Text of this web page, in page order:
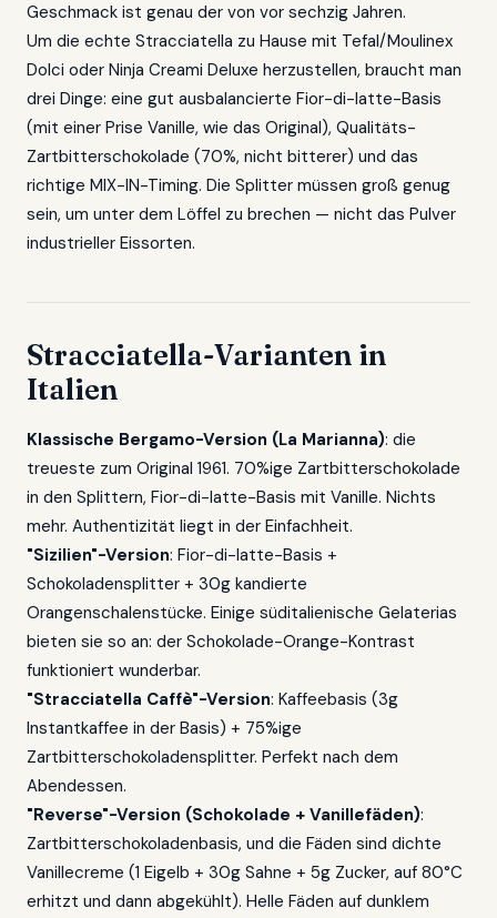
Geschmack ist genau der von vor sechzig Jahren.
Um die echte Stracciatella zu Hause mit Tefal/Moulinex
Dolci oder Ninja Creami Deluxe herzustellen, braucht man
drei Dinge: eine gut ausbalancierte Fior-di-latte-Basis
(mit einer Prise Vanille, wie das Original), Qualitäts-
Zartbitterschokolade (70%, nicht bitterer) und das
richtige MIX-IN-Timing. Die Splitter müssen groß genug
sein, um unter dem Löffel zu brechen — nicht das Pulver
industrieller Eissorten.
Stracciatella-Varianten in
Italien
Klassische Bergamo-Version (La Marianna): die
treueste zum Original 1961. 70%ige Zartbitterschokolade
in den Splittern, Fior-di-latte-Basis mit Vanille. Nichts
mehr. Authentizität liegt in der Einfachheit.
"Sizilien"-Version: Fior-di-latte-Basis +
Schokoladensplitter + 30g kandierte
Orangenschalenstücke. Einige süditalienische Gelaterias
bieten sie so an: der Schokolade-Orange-Kontrast
funktioniert wunderbar.
"Stracciatella Caffè"-Version: Kaffeebasis (3g
Instantkaffee in der Basis) + 75%ige
Zartbitterschokoladensplitter. Perfekt nach dem
Abendessen.
"Reverse"-Version (Schokolade + Vanillefäden):
Zartbitterschokoladenbasis, und die Fäden sind dichte
Vanillecreme (1 Eigelb + 30g Sahne + 5g Zucker, auf 80°C
erhitzt und dann abgekühlt). Helle Fäden auf dunklem